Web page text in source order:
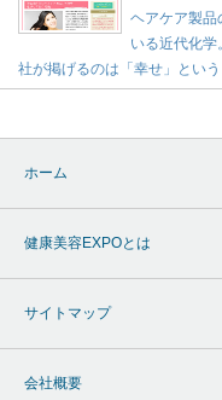
ヘアケア製品
いる近代化
社が掲げるのは「幸せ」という
ホーム
健康美容EXPOとは
サイトマップ
会社概要